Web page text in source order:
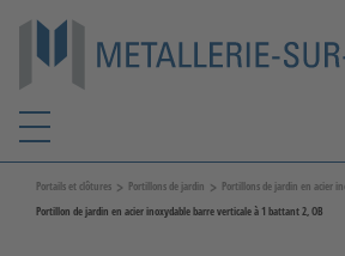
Portails et clôtures > Portillons de jardin > Portillons de jardin en acier
Portillon de jardin en acier inoxydable barre verticale à 1 battant 2, OB